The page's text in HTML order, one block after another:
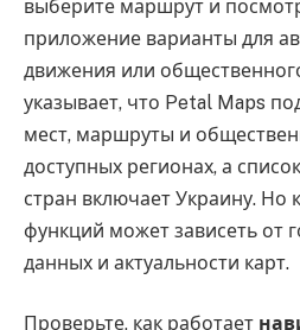
выберите маршрут и
приложение варианты для
движения или
указывает, что Petal Maps
мест, маршруты и
доступных регионах, а
стран включает Украину. Но
функций может зависеть от
данных и актуальности карт.
Проверьте, как работает